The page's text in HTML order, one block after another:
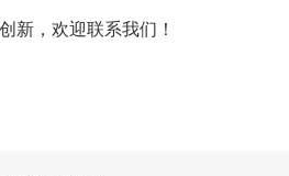
新，欢迎联系我们 ！